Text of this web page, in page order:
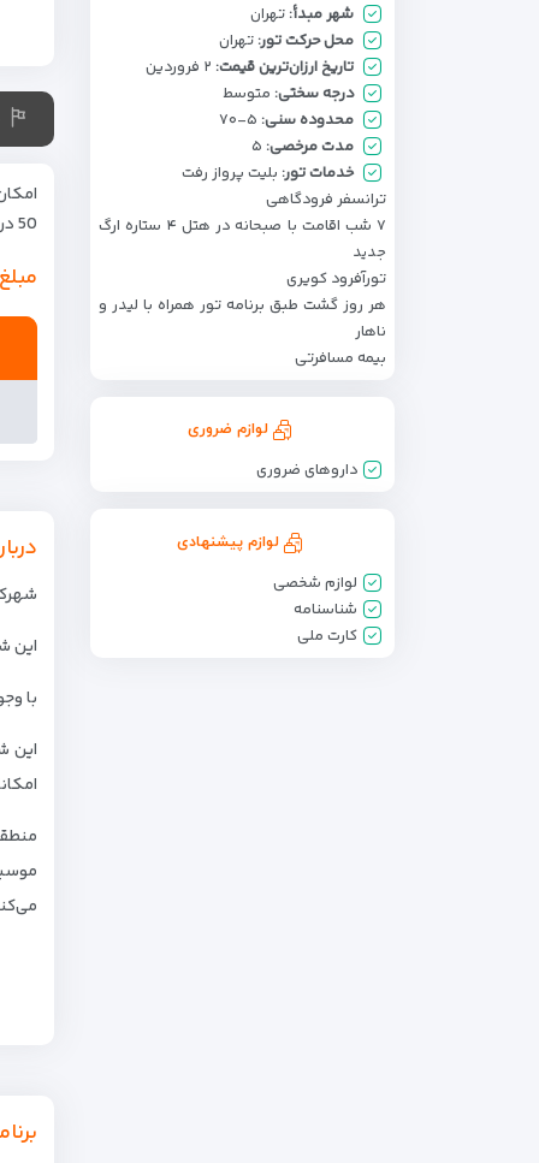
شهر مبدأ: تهران
محل حرکت تور: تهران
تاریخ ارزان‌ترین قیمت: ۲ فروردین
درجه سختی: متوسط
محدوده سنی: ۵-۷۰
مدت مرخصی: ۵
خدمات تور: بلیت پرواز رفت
ترانسفر فرودگاهی
۷ شب اقامت با صبحانه در هتل ۴ ستاره ارگ
جدید
تورآفرود کویری
هر روز گشت طبق برنامه تور همراه با لیدر و
ناهار
بیمه مسافرتی
لوازم ضروری
داروهای ضروری
لوازم پیشنهادی
لوازم شخصی
شناسنامه
کارت ملی
50 درصد مبلغ هنگام ثبت نام الزامی می باشد.
شهرک ارگ جدید در ۱۰
این شهرک به وسعت
با